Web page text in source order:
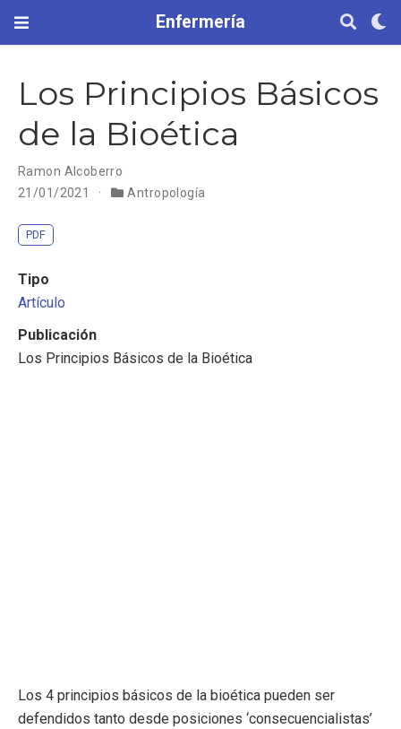
Enfermería
Los Principios Básicos
de la Bioética
Ramon Alcoberro
21/01/2021
Antropología
PDF
Tipo
Artículo
Publicación
Los Principios Básicos de la Bioética
Los 4 principios básicos de la bioética pueden ser
defendidos tanto desde posiciones ‘consecuencialistas’